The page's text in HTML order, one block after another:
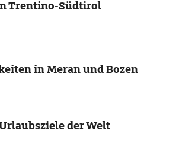
Trentino-Südtirol
in Meran und Bozen
der Welt